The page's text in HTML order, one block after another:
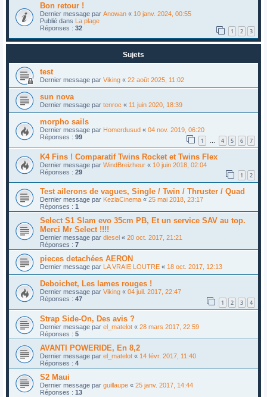
Bon retour !
Dernier message par Anowan « 10 janv. 2024, 00:55
Publié dans La plage
Réponses : 32 1 2 3
Sujets
test
Dernier message par Viking « 22 août 2025, 11:02
sun nova
Dernier message par tenroc « 11 juin 2020, 18:39
morpho sails
Dernier message par Homerdusud « 04 nov. 2019, 06:20
Réponses : 99 1 … 4 5 6 7
K4 Fins ! Comparatif Twins Rocket et Twins Flex
Dernier message par WindBreizheur « 10 juin 2018, 02:04
Réponses : 29 1 2
Test ailerons de vagues, Single / Twin / Thruster / Quad
Dernier message par KeziaCinema « 25 mai 2018, 23:17
Réponses : 1
Select S1 Slam evo 35cm PB, Et un service SAV au top.
Merci Mr Select !!!!
Dernier message par diesel « 20 oct. 2017, 21:21
Réponses : 7
pieces detachées AERON
Dernier message par LA VRAIE LOUTRE « 18 oct. 2017, 12:13
Deboichet, Les lames rouges !
Dernier message par Viking « 04 juil. 2017, 22:47
Réponses : 47 1 2 3 4
Strap Side-On, Des avis ?
Dernier message par el_matelot « 28 mars 2017, 22:59
Réponses : 5
AVANTI POWERIDE, En 8,2
Dernier message par el_matelot « 14 févr. 2017, 11:40
Réponses : 4
S2 Maui
Dernier message par guillaupe « 25 janv. 2017, 14:44
Réponses : 13